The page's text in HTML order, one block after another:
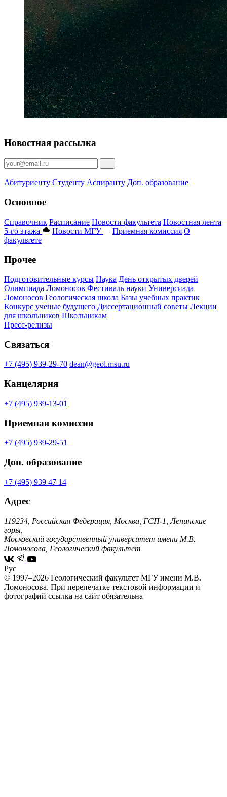
Новостная рассылка
Абитуриенту Студенту Аспиранту Доп. образование
Основное
Справочник Расписание Новости факультета Новостная лента
5-го этажа
Новости МГУ Приемная комиссия О
факультете
Прочее
Подготовительные курсы Наука День открытых дверей
Олимпиада Ломоносов Фестиваль науки Универсиада
Ломоносов Геологическая школа Базы учебных практик
Конкурс ученые будущего Диссертационный советы Лекции
для школьников Школьникам
Пресс-релизы
Связаться
+7 (495) 939-29-70 dean@geol.msu.ru
Канцелярия
+7 (495) 939-13-01
Приемная комиссия
+7 (495) 939-29-51
Доп. образование
+7 (495) 939 47 14
Адрес
119234, Российская Федерация, Москва, ГСП-1, Ленинские
горы,
Московский государственный университет имени М.В.
Ломоносова, Геологический факультет
Рус
© 1997–2026 Геологический факультет МГУ имени М.В.
Ломоносова. При перепечатке текстовой информации и
фотографий ссылка на сайт обязательна